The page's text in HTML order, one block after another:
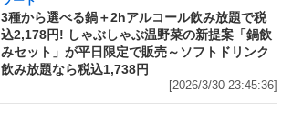
3種から選べる鍋＋2hアルコール飲み放題で税
込2,178円! しゃぶしゃぶ温野菜の新提案「鍋飲
みセット」が平日限定で販売～ソフトドリンク
飲み放題なら税込1,738円
[2026/3/30 23:45:36]